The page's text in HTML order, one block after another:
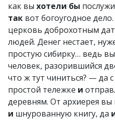
как вы хотели бы
так вот богоугодное
церковь доброхотным
людей. Денег нестает,
простую сибирку… ведь
человек, разорившийся
что ж тут чиниться? — да
простой тележке и
деревням. От архиерея вы
и шнурованную книгу, да